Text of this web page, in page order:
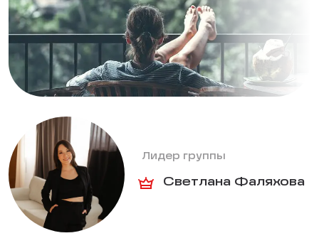
Лидер группы
Светлана Фаляхова